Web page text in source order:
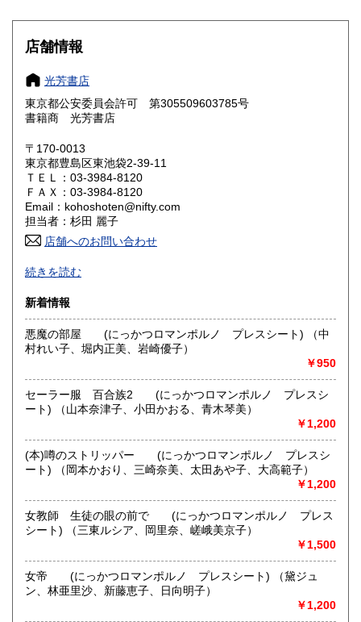
大阪府
奈良県
鳥取県 180円 島根県
岡山県
山口県 180円
香川県 180円
高知県 180円
佐賀県
熊本県 180円 大分県 180円
宮崎県 180円
180円
店舗情報
光芳書店
東京都公安委員会許可 第305509603785号
書籍商 光芳書店
〒170-0013
東京都豊島区東池袋2-39-11
ＴＥＬ：03-3984-8120
ＦＡＸ：03-3984-8120
Email：kohoshoten@nifty.com
担当者：杉田 麗子
店舗へのお問い合わせ
通販のみの営業です。
ご注文、在庫確認、お問い合わせ等はメールでお願いしま
す。
お電話での対応はできませんのでご了承ください。
夏休みのお知らせ
8月10日～18日まで休ませていただきます。
ご迷惑をお掛けしますが、よろしくお願い申し上げます。
沿線名：JR池袋駅
最寄駅：JR池袋駅
定休日：定休日 :土・日曜日 臨時休業は台風、大雪等の悪
天候 夏休みのお知らせ 8月10日～18日まで休ませていただ
きます。 ご迷惑をお掛けしますが、よろしくお願い申し上げ
書籍の買取について
続きを読む
新着情報
悪魔の部屋 (にっかつロマンポルノ プレスシート) （中
村れい子、堀内正美、岩崎優子）
￥950
セーラー服 百合族2 (にっかつロマンポルノ プレスシ
ート) （山本奈津子、小田かおる、青木琴美）
￥1,200
(本)噂のストリッパー (にっかつロマンポルノ プレスシ
ート) （岡本かおり、三崎奈美、太田あや子、大高範子）
￥1,200
女教師 生徒の眼の前で (にっかつロマンポルノ プレス
シート) （三東ルシア、岡里奈、嵯峨美京子）
￥1,500
女帝 (にっかつロマンポルノ プレスシート) （黛ジュ
ン、林亜里沙、新藤恵子、日向明子）
￥1,200